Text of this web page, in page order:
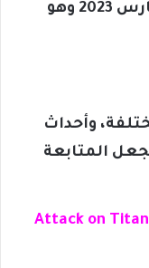
الجزء الثالث تم طرحه في مارس 2023 وهو
وأحداث
المتابعة